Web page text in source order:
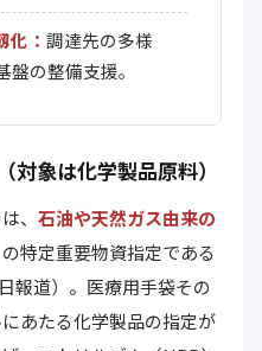
化： 調達先の多様
の整備支援。
象は化学製品原料）
、 石油や天然ガス由来の
の特定重要物資指定である
報道）。医療用手袋その
あたる化学製品の指定が